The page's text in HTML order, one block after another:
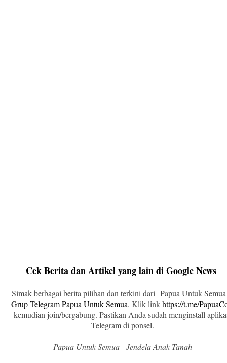
Cek Berita dan Artikel yang lain di Google News
Simak berbagai berita pilihan dan terkini dari Papua Untuk
Grup Telegram Papua Untuk Semua. Klik linkhttps://t.me/
kemudian join/bergabung. Pastikan Anda sudah menginstall
Telegram di ponsel.
Papua Untuk Semua - Jendela Anak Tanah